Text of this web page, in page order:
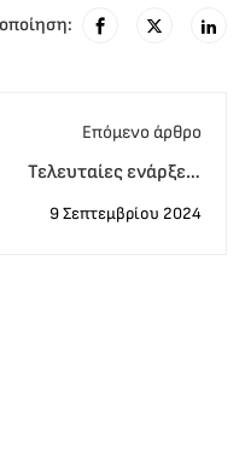
Eπόμενο άρθρο
Τελευταίες ενάρξεις
προετοιμασίας για τις
9 Σεπτεμβρίου 2024